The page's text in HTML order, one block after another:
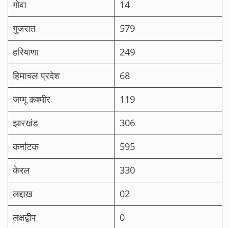
गोवा
14
गुजरात
579
हरियाणा
249
हिमाचल प्रदेश
68
जम्मू कश्मीर
119
झारखंड
306
कर्नाटक
595
केरल
330
लद्दाख
02
लक्षद्वीप
0